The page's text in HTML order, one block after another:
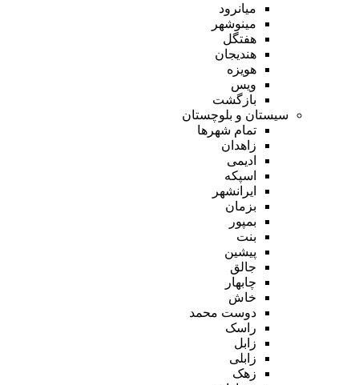
میانرود
مینوشهر
هفتگل
هندیجان
هویزه
ویس
بازگشت
سیستان و بلوچستان
تمام شهر‌ها
زاهدان
ادیمی
اسپکه
ایرانشهر
بزمان
بمپور
بنت
پیشین
جالق
چابهار
خاش
دوست محمد
راسک
زابل
زابلی
زهک